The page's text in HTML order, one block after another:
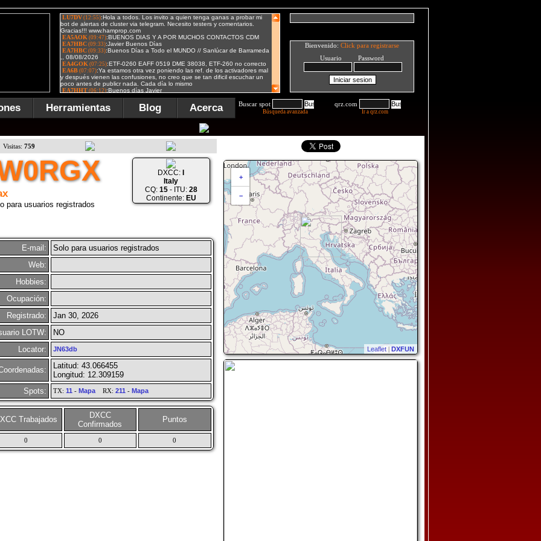
Bienvenido: Click para registrarse
Usuario Password
Herramientas Blog Acerca Buscar spot
Búsqueda avanzada
qrz.com
Ir a qrz.com
Visitas: 759
+
−
Leaflet | DXFUN
para usuarios registrados
DXCC:
Italy
CQ: 15- ITU: 28
Continente: EU
E-mail:
Solo para usuarios registrados
Web:
Hobbies:
Ocupación:
Registrado:
Jan 30, 2026
LOTW:
NO
Locator:
JN63db
Latitud: 43.066455
Longitud: 12.309159
Spots:
TX: 11 - MapaRX: 211 - Mapa
Trabajados
DXCC
Confirmados
Puntos
0 0 0